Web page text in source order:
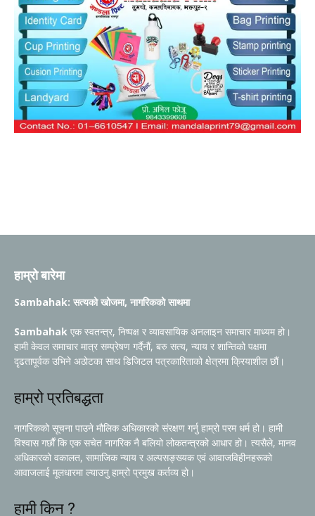
हाम्रो बारेमा
Sambahak: सत्यको खोजमा, नागरिकको साथमा
Sambahak एक स्वतन्त्र, निष्पक्ष र व्यावसायिक अनलाइन समाचार माध्यम हो।
हामी केवल समाचार मात्र सम्प्रेषण गर्दैनौं, बरु सत्य, न्याय र शान्तिको पक्षमा
दृढतापूर्वक उभिने अठोटका साथ डिजिटल पत्रकारिताको क्षेत्रमा क्रियाशील छौं।
हाम्रो प्रतिबद्धता
नागरिकको सूचना पाउने मौलिक अधिकारको संरक्षण गर्नु हाम्रो परम धर्म हो। हामी
विश्वास गर्छौं कि एक सचेत नागरिक नै बलियो लोकतन्त्रको आधार हो। त्यसैले, मानव
अधिकारको वकालत, सामाजिक न्याय र अल्पसङ्ख्यक एवं आवाजविहीनहरूको
आवाजलाई मूलधारमा ल्याउनु हाम्रो प्रमुख कर्तव्य हो।
हामी किन ?